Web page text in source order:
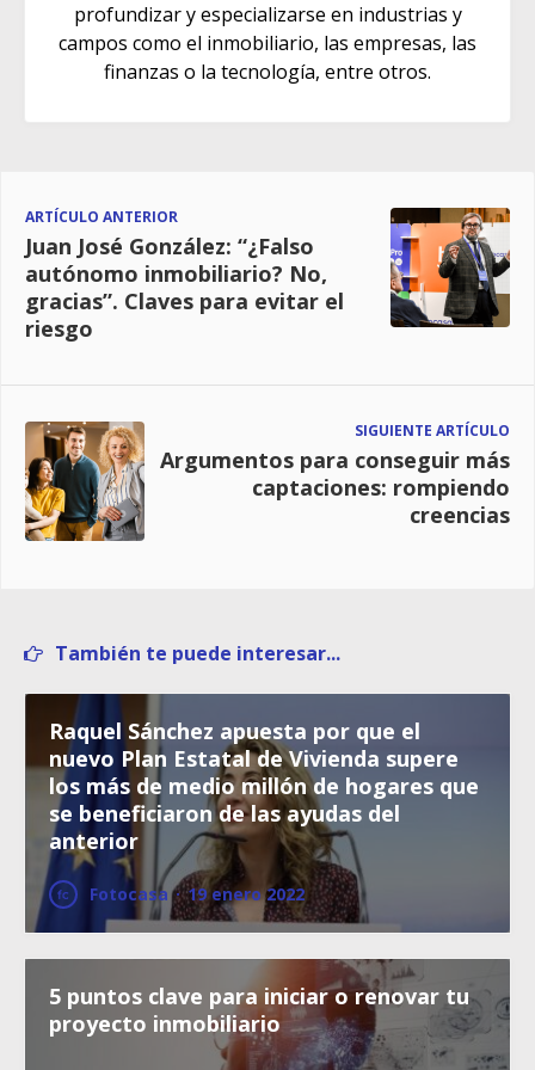
profundizar y especializarse en industrias y
campos como el inmobiliario, las empresas, las
finanzas o la tecnología, entre otros.
ARTÍCULO ANTERIOR
Juan José González: “¿Falso
autónomo inmobiliario? No,
gracias”. Claves para evitar el
riesgo
SIGUIENTE ARTÍCULO
Argumentos para conseguir más
captaciones: rompiendo
creencias
También te puede interesar...
Raquel Sánchez apuesta por que el
nuevo Plan Estatal de Vivienda supere
los más de medio millón de hogares que
se beneficiaron de las ayudas del
anterior
Fotocasa · 19 enero 2022
5 puntos clave para iniciar o renovar tu
proyecto inmobiliario